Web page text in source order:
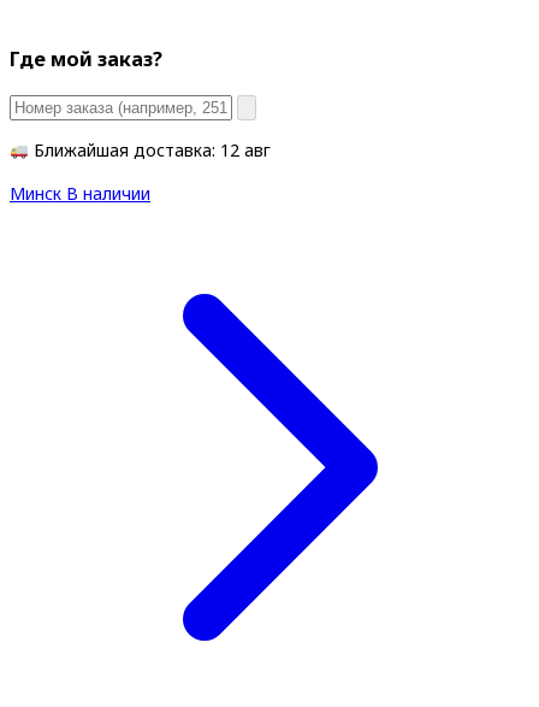
Где мой заказ?
Ближайшая доставка: 12 авг
Минск В наличии